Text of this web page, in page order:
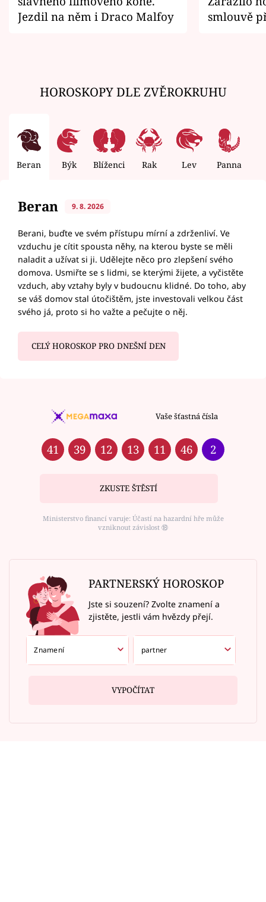
Jezdil na něm i Draco Malfoy
smlouvě
HOROSKOPY DLE ZVĚROKRUHU
Beran Býk Blíženci Rak Lev Panna
Beran 9. 8. 2026
Berani, buďte ve svém přístupu mírní a zdrženliví. Ve
vzduchu je cítit spousta něhy, na kterou byste se měli
naladit a užívat si ji. Udělejte něco pro zlepšení svého
domova. Usmiřte se s lidmi, se kterými žijete, a vyčistěte
vzduch, aby vztahy byly v budoucnu klidné. Do toho, aby
se váš domov stal útočištěm, jste investovali velkou část
svého já, proto si ho važte a pečujte o něj.
CELÝ HOROSKOP PRO DNEŠNÍ DEN
Vaše šťastná čísla
41 39 12 13 11 46 2
ZKUSTE ŠTĚSTÍ
Ministerstvo financí varuje: Účastí na hazardní hře může
vzniknout závislost ⑱
PARTNERSKÝ HOROSKOP
Jste si souzení? Zvolte znamení a
zjistěte, jestli vám hvězdy přejí.
VYPOČÍTAT